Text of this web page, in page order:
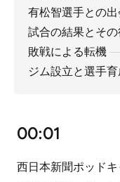
有松智選手との出
試合の結果とその
敗戦による転機
ジム設立と選手
00:01
西日本新聞ポッドキ